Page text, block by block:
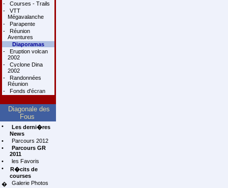
-
Courses - Trails
-
VTT
Mégavalanche
-
Parapente
-
Réunion
Aventures
Diaporamas
-
Eruption volcan
2002
-
Cyclone Dina
2002
-
Randonnées
Réunion
-
Fonds d'écran
Diagonale des
Fous
•
Les derni�res
News
•
Parcours 2012
•
Parcours GR
2011
•
les Favoris
•
R�cits de
courses
�
Galerie Photos